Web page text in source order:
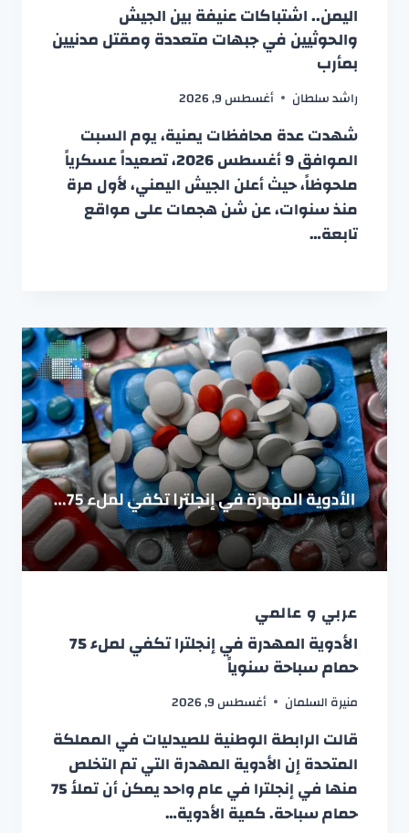
اليمن.. اشتباكات عنيفة بين الجيش
والحوثيين في جبهات متعددة ومقتل مدنيين
بمأرب
راشد سلطان أغسطس 9, 2026
شهدت عدة محافظات يمنية، يوم السبت
الموافق 9 أغسطس 2026، تصعيداً عسكرياً
ملحوظاً، حيث أعلن الجيش اليمني، لأول مرة
منذ سنوات، عن شن هجمات على مواقع
تابعة…
عربي و عالمي
الأدوية المهدرة في إنجلترا تكفي لملء 75
حمام سباحة سنوياً
منيرة السلمان أغسطس 9, 2026
قالت الرابطة الوطنية للصيدليات في المملكة
المتحدة إن الأدوية المهدرة التي تم التخلص
منها في إنجلترا في عام واحد يمكن أن تملأ 75
حمام سباحة. كمية الأدوية…